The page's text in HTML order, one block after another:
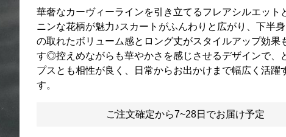
華奢なカーヴィーラインを引き立てるフレアシルエット
ニンな花柄が魅力♪スカートがふんわりと広がり、下半
の取れたボリューム感とロング丈がスタイルアップ効果
す◎控えめながらも華やかさを感じさせるデザインで、
プスとも相性が良く、日常からお出かけまで幅広く活躍
す。
ご注文確定から7~28日でお届け予定